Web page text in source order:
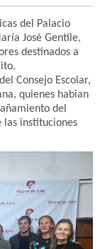
del Palacio
José Gentile,
destinados a
Consejo Escolar,
quienes habian
del
instituciones